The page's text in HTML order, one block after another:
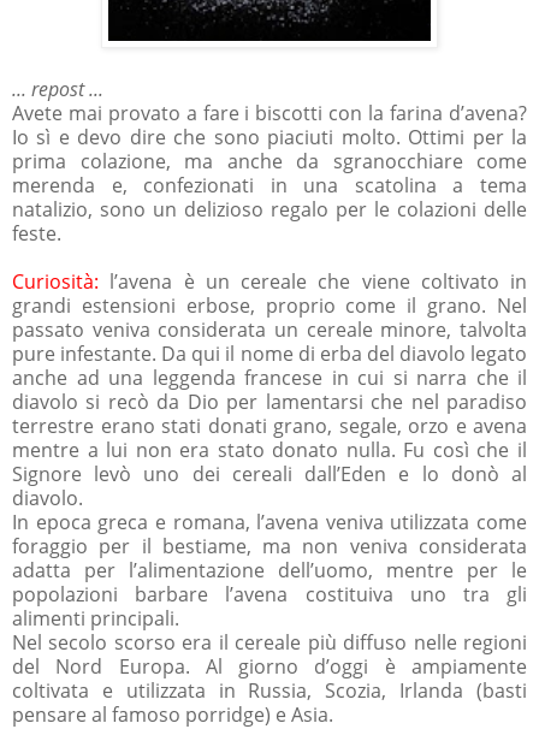
... repost ...
Avete mai provato a fare i biscotti con la farina d’avena?
Io sì e devo dire che sono piaciuti molto. Ottimi per la
prima colazione, ma anche da sgranocchiare come
merenda e, confezionati in una scatolina a tema
natalizio, sono un delizioso regalo per le colazioni delle
feste.
Curiosità: l’avena è un cereale che viene coltivato in
grandi estensioni erbose, proprio come il grano. Nel
passato veniva considerata un cereale minore, talvolta
pure infestante. Da qui il nome di erba del diavolo legato
anche ad una leggenda francese in cui si narra che il
diavolo si recò da Dio per lamentarsi che nel paradiso
terrestre erano stati donati grano, segale, orzo e avena
mentre a lui non era stato donato nulla. Fu così che il
Signore levò uno dei cereali dall’Eden e lo donò al
diavolo.
In epoca greca e romana, l’avena veniva utilizzata come
foraggio per il bestiame, ma non veniva considerata
adatta per l’alimentazione dell’uomo, mentre per le
popolazioni barbare l’avena costituiva uno tra gli
alimenti principali.
Nel secolo scorso era il cereale più diffuso nelle regioni
del Nord Europa. Al giorno d’oggi è ampiamente
coltivata e utilizzata in Russia, Scozia, Irlanda (basti
pensare al famoso porridge) e Asia.